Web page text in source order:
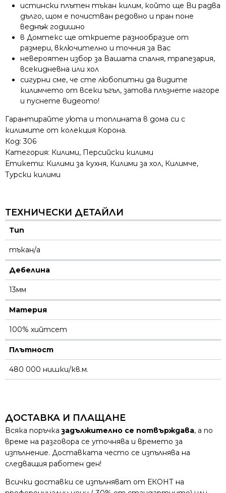
истински плътен тъкан килим, който ще Ви радва
дълго, щом е почистван редовно и пран поне
веднъж годишно
в Домтекс ще откриете разнообразие от
размери, включително и точния за Вас
невероятен избор за Вашата спалня, трапезария,
всекидневна или хол
сигурни сме, че сте любопитни да видите
килимчето от всеки ъгъл, затова плъзнете нагоре
и пуснете видеото!
Гарантирайте уюта и топлината в дома си с
килимите от колекция Корона.
Код:306
Категория: Килими, Персийски килими
Етикети: Килими за кухня, Килими за хол, Килимче,
Турски килими
ТЕХНИЧЕСКИ ДЕТАЙЛИ
Тип
тъкан/а
Дебелина
13мм
Материя
100% хийтсет
Плътност
480 000 нишки/кв.м.
ДОСТАВКА И ПЛАЩАНЕ
Всяка поръчказадължително се потвърждава, а по
време на разговора се уточнява и времето за
изпълнение. Доставката често се изпълнява на
следващия работен ден!
Всички доставки се изпълняват от ЕКОНТ на